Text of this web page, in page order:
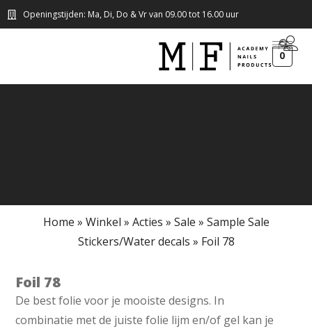
Openingstijden: Ma, Di, Do & Vr van 09.00 tot 16.00 uur
0
Home » Winkel » Acties » Sale » Sample Sale
Stickers/Water decals » Foil 78
Foil 78
De best folie voor je mooiste designs. In
combinatie met de juiste folie lijm en/of gel kan je